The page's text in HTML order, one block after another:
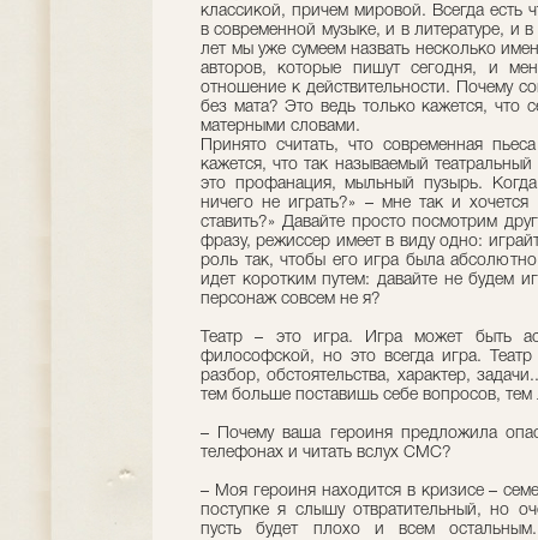
классикой, причем мировой. Всегда есть
в современной музыке, и в литературе, и
лет мы уже сумеем назвать несколько
авторов, которые пишут сегодня, и
отношение к действительности. Почему
без мата? Это ведь только кажется, что
матерными словами.
Принято считать, что современная
кажется, что так называемый
это профанация, мыльный пузырь.
ничего не играть?» – мне так и
ставить?» Давайте просто посмотрим
фразу, режиссер имеет в виду одно:
роль так, чтобы его игра была
идет коротким путем: давайте не будем
персонаж совсем не я?
Театр – это игра. Игра может быть
философской, но это всегда игра. Театр
разбор, обстоятельства, характер,
тем больше поставишь себе вопросов, тем
– Почему ваша героиня предложила
телефонах и читать вслух СМС?
– Моя героиня находится в кризисе –
поступке я слышу отвратительный, но
пусть будет плохо и всем